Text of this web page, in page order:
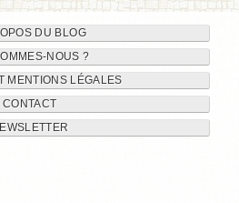
DU BLOG
NOUS ?
MENTIONS LÉGALES
CONTACT